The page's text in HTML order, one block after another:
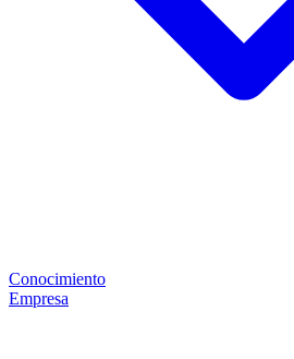
Conocimiento
Empresa